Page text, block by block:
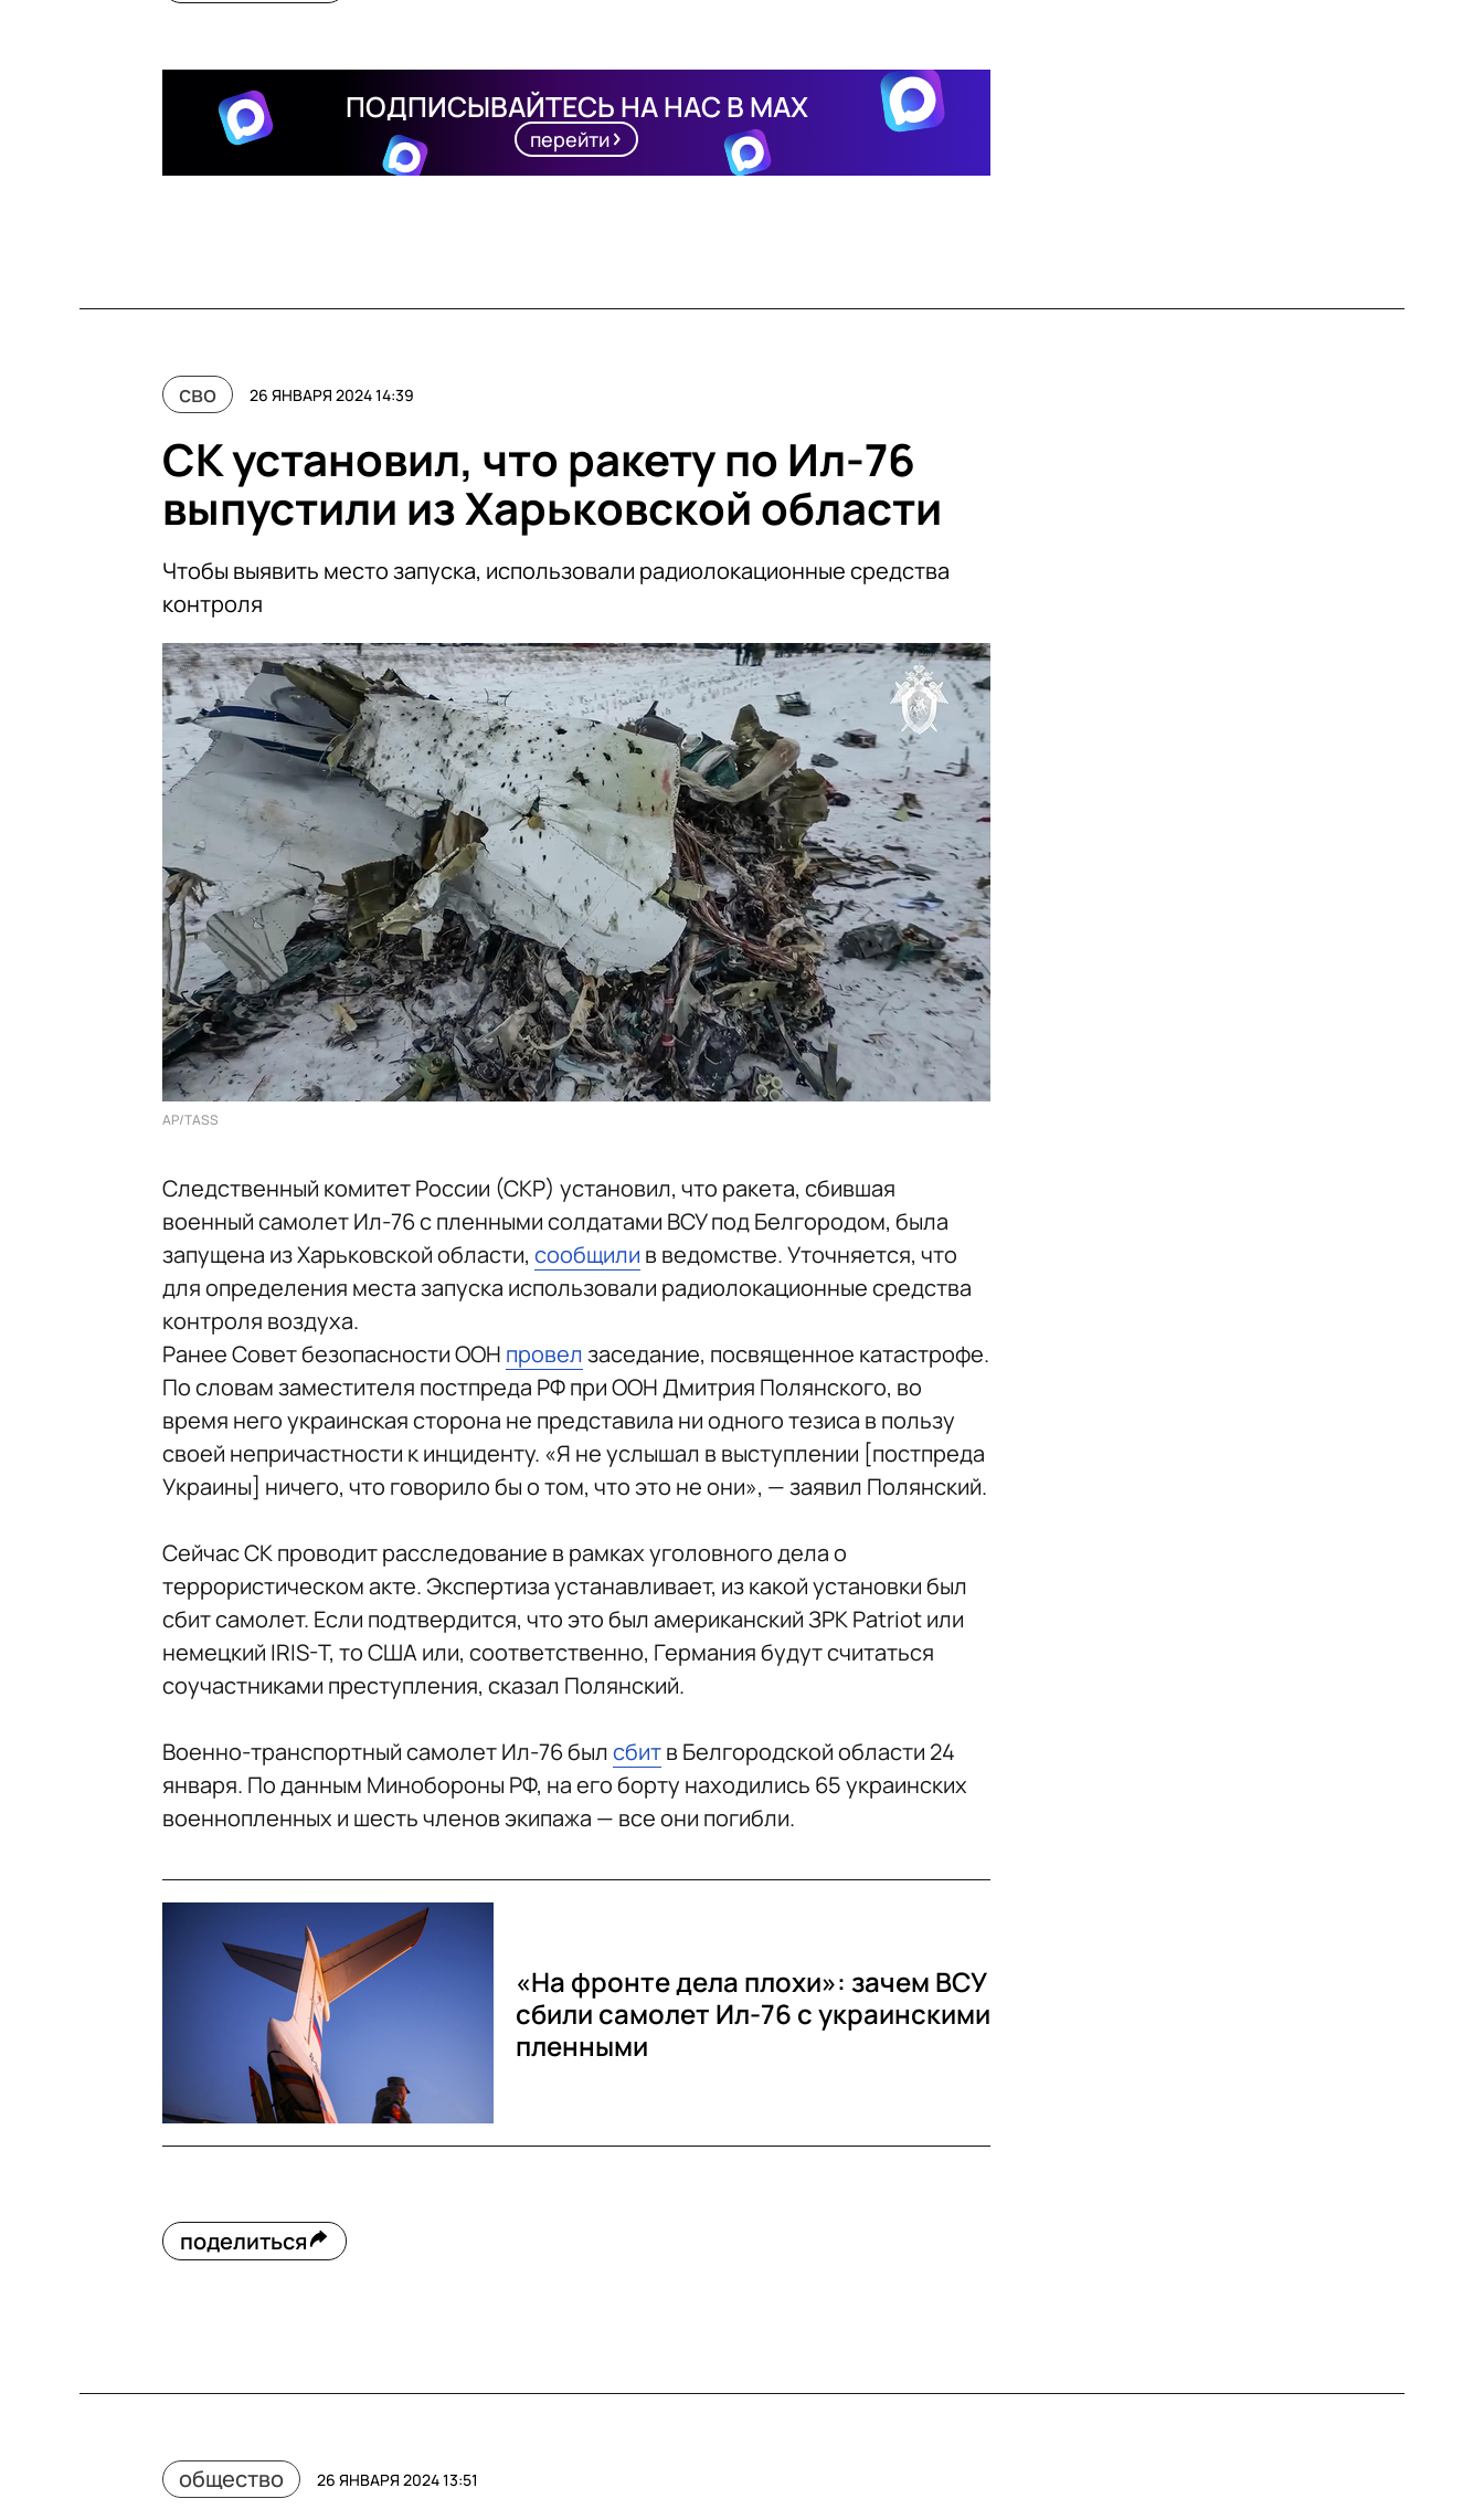
ПОДПИСЫВАЙТЕСЬ НА НАС В MAX
перейти
сво 26 ЯНВАРЯ 2024 14:39
СК установил, что ракету по Ил-76
выпустили из Харьковской области
Чтобы выявить место запуска, использовали радиолокационные средства
контроля
AP/TASS
Следственный комитет России (СКР) установил, что ракета, сбившая
военный самолет Ил-76 с пленными солдатами ВСУ под Белгородом, была
запущена из Харьковской области, сообщили в ведомстве. Уточняется, что
для определения места запуска использовали радиолокационные средства
контроля воздуха.
Ранее Совет безопасности ООН провелзаседание, посвященное катастрофе.
По словам заместителя постпреда РФ при ООН Дмитрия Полянского, во
время него украинская сторона не представила ни одного тезиса в пользу
своей непричастности к инциденту. «Я не услышал в выступлении [постпреда
Украины] ничего, что говорило бы о том, что это не они», — заявил Полянский.
Сейчас СК проводит расследование в рамках уголовного дела о
террористическом акте. Экспертиза устанавливает, из какой установки был
сбит самолет. Если подтвердится, что это был американский ЗРК Patriot или
немецкий IRIS-T, то США или, соответственно, Германия будут считаться
соучастниками преступления, сказал Полянский.
Военно-транспортный самолет Ил-76 былсбитв Белгородской области 24
января. По данным Минобороны РФ, на его борту находились 65 украинских
военнопленных и шесть членов экипажа — все они погибли.
«На фронте дела плохи»: зачем ВСУ
сбили самолет Ил-76 с украинскими
пленными
поделиться
общество 26 ЯНВАРЯ 2024 13:51